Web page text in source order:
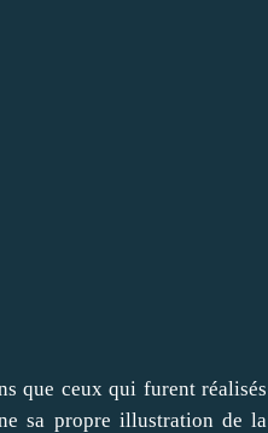
que ceux qui furent réalisés
sa propre illustration de la